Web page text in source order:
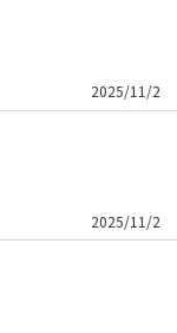
2025/11/2
2025/11/2